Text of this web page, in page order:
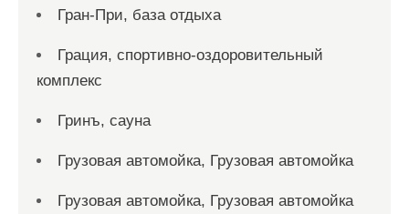
Гран-При, база отдыха
Грация, спортивно-оздоровительный
комплекс
Гринъ, сауна
Грузовая автомойка, Грузовая автомойка
Грузовая автомойка, Грузовая автомойка